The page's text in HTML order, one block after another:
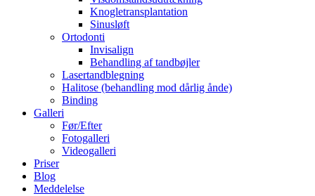
Knogletransplantation
Sinusløft
Ortodonti
Invisalign
Behandling af tandbøjler
Lasertandblegning
Halitose (behandling mod dårlig ånde)
Binding
Galleri
Før/Efter
Fotogalleri
Videogalleri
Priser
Blog
Meddelelse